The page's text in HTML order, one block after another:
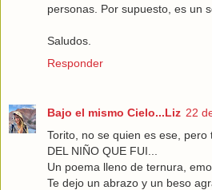
personas. Por supuesto, es un
Saludos.
Responder
Bajo el mismo Cielo...Liz 22
Torito, no se quien es ese,
DEL NIÑO QUE FUI...
Un poema lleno de ternura,
Te dejo un abrazo y un beso